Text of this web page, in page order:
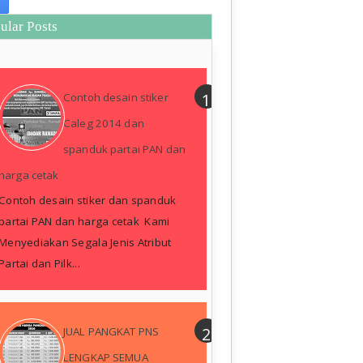
Posts
Contoh desain stiker
Caleg 2014 dan
spanduk partai PAN dan
cetak
desain stiker dan spanduk
PAN dan harga cetak Kami
Segala Jenis Atribut
dan Pilk...
JUAL PANGKAT PNS
LENGKAP SEMUA